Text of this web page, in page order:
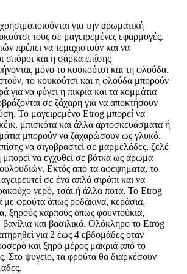
για την αρωματική
τους σε μαγειρεμένες εφαρμογές.
πρέπει να τεμαχιστούν και να
σπόροι και η σάρκα επίσης
μόνο το κουκούτσι και τη φλούδα.
το κουκούτσι και η φλούδα μπορούν
για να φύγει η πικρία και τα κομμάτια
σε ζάχαρη για να αποκτήσουν
Το μαγειρεμένο Etrog μπορεί να
μπισκότα και άλλα αρτοσκευάσματα ή
μπορούν να ζαχαρώσουν ως γλυκό.
να σιγοβραστεί σε μαρμελάδες, ζελέ
μπορεί να εγχυθεί σε βότκα ως άρωμα
Εκτός από τα αφεψήματα, το
σε ένα απλό σιρόπι και να
νερό, τσάι ή άλλα ποτά. Το Etrog
με φρούτα όπως ροδάκινα, κεράσια,
ξηρούς καρπούς όπως φουντούκια,
και βασιλικό. Ολόκληρο το Etrog
για 2 έως 4 εβδομάδες όταν
και ξηρό μέρος μακριά από το
Στο ψυγείο, τα φρούτα θα διαρκέσουν